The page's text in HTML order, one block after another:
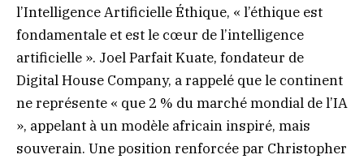
l’Intelligence Artificielle Éthique, « l’éthique est
fondamentale et est le cœur de l’intelligence
artificielle ». Joel Parfait Kuate, fondateur de
Digital House Company, a rappelé que le continent
ne représente « que 2 % du marché mondial de l’IA
», appelant à un modèle africain inspiré, mais
souverain. Une position renforcée par Christopher